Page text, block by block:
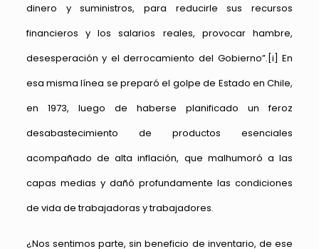
dinero y suministros, para reducirle sus recursos
financieros y los salarios reales, provocar hambre,
desesperación y el derrocamiento del Gobierno”. [i] En
esa misma línea se preparó el golpe de Estado en Chile,
en 1973, luego de haberse planificado un feroz
desabastecimiento de productos esenciales
acompañado de alta inflación, que malhumoró a las
capas medias y dañó profundamente las condiciones
de vida de trabajadoras y trabajadores.
¿Nos sentimos parte, sin beneficio de inventario, de ese